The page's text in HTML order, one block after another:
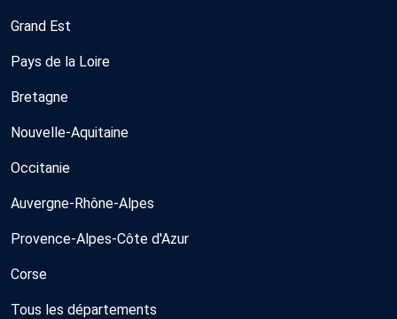
Grand Est
Pays de la Loire
Bretagne
Nouvelle-Aquitaine
Occitanie
Auvergne-Rhône-Alpes
Provence-Alpes-Côte d'Azur
Corse
Tous les départements